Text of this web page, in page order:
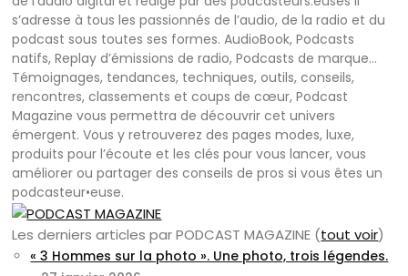
s’adresse à tous les passionnés de l’audio, de la radio et du
podcast sous toutes ses formes. AudioBook, Podcasts
natifs, Replay d’émissions de radio, Podcasts de marque…
Témoignages, tendances, techniques, outils, conseils,
rencontres, classements et coups de cœur, Podcast
Magazine vous permettra de découvrir cet univers
émergent. Vous y retrouverez des pages modes, luxe,
produits pour l’écoute et les clés pour vous lancer, vous
améliorer ou partager des conseils de pros si vous êtes un
podcasteur•euse.
Les derniers articles par PODCAST MAGAZINE (tout voir)
« 3 Hommes sur la photo ». Une photo, trois légendes.